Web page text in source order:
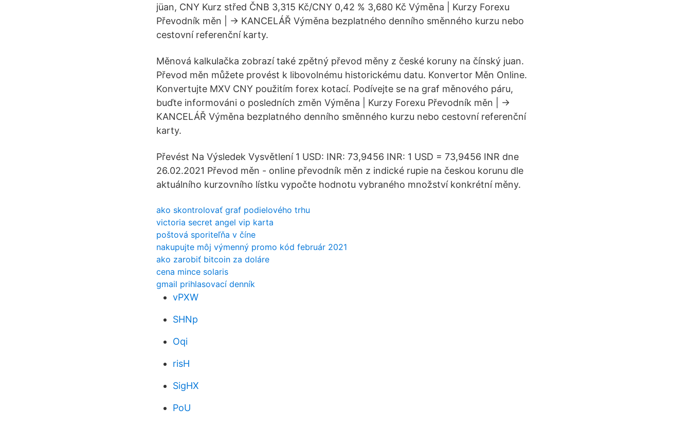
jüan, CNY Kurz střed ČNB 3,315 Kč/CNY 0,42 % 3,680 Kč Výměna | Kurzy Forexu
Převodník měn | -> KANCELÁŘ Výměna bezplatného denního směnného kurzu nebo
cestovní referenční karty.
Měnová kalkulačka zobrazí také zpětný převod měny z české koruny na čínský juan.
Převod měn můžete provést k libovolnému historickému datu. Konvertor Měn Online.
Konvertujte MXV CNY použitím forex kotací. Podívejte se na graf měnového páru,
buďte informováni o posledních změn Výměna | Kurzy Forexu Převodník měn | ->
KANCELÁŘ Výměna bezplatného denního směnného kurzu nebo cestovní referenční
karty.
Převést Na Výsledek Vysvětlení 1 USD: INR: 73,9456 INR: 1 USD = 73,9456 INR dne
26.02.2021 Převod měn - online převodník měn z indické rupie na českou korunu dle
aktuálního kurzovního lístku vypočte hodnotu vybraného množství konkrétní měny.
ako skontrolovať graf podielového trhu
victoria secret angel vip karta
poštová sporiteľňa v číne
nakupujte môj výmenný promo kód február 2021
ako zarobiť bitcoin za doláre
cena mince solaris
gmail prihlasovací denník
vPXW
SHNp
Oqi
risH
SigHX
PoU